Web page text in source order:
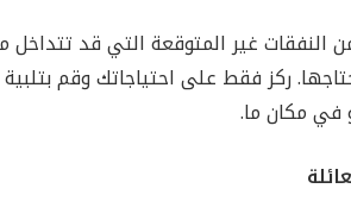
ركز فقط على احتياجاتك وقم
في مكان ما.